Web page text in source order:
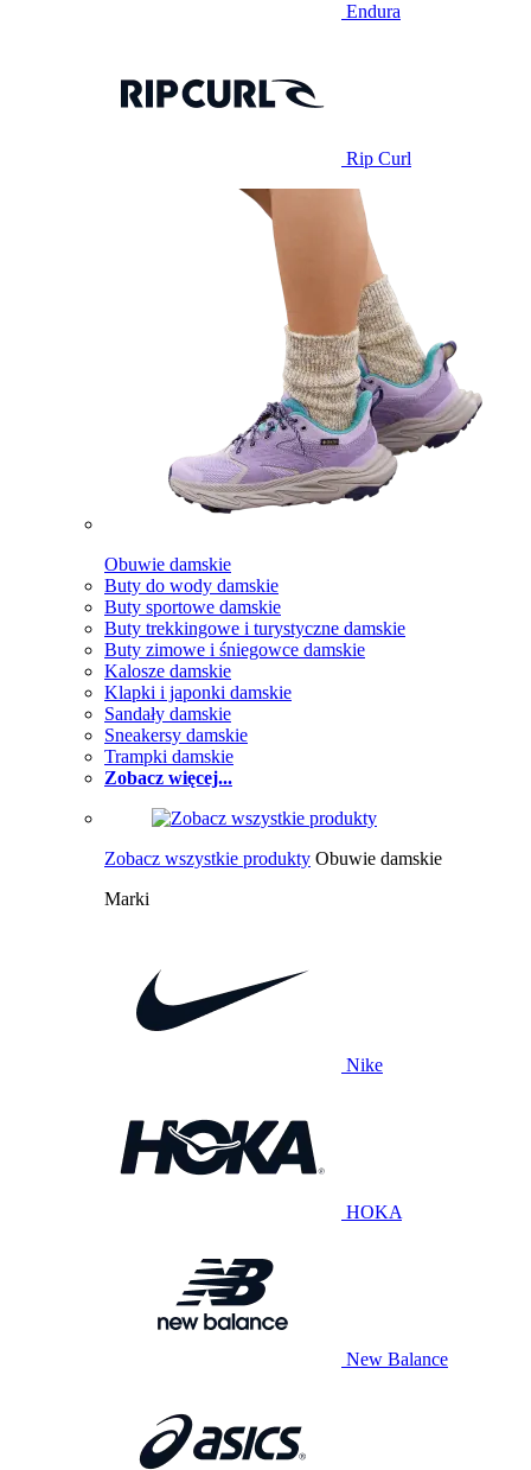
Endura
Rip Curl
Obuwie damskie
Buty do wody damskie
Buty sportowe damskie
Buty trekkingowe i turystyczne damskie
Buty zimowe i śniegowce damskie
Kalosze damskie
Klapki i japonki damskie
Sandały damskie
Sneakersy damskie
Trampki damskie
Zobacz więcej...
Zobacz wszystkie produkty Obuwie damskie
Marki
Nike
HOKA
New Balance